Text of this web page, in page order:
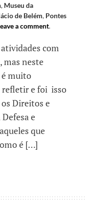
, Museu da
de Belém, Pontes
a comment.
com
mas neste
muito
refletir e foi isso
Direitos e
e
que
é […]